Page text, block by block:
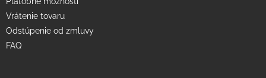
Vrátenie tovaru
Odstúpenie od zmluvy
FAQ